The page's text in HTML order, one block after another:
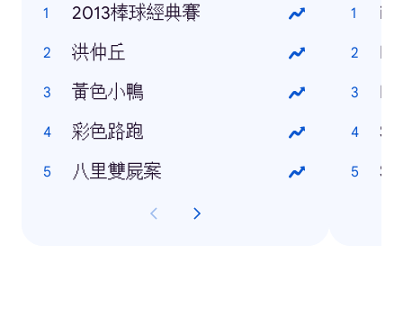
2013棒球經典賽
洪仲丘
黃色小鴨
彩色路跑
八里雙屍案